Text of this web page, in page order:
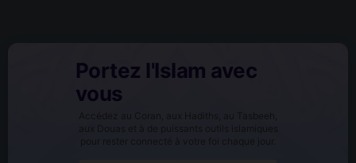
Portez l'Islam avec
vous
Accédez au Coran, aux Hadiths, au Tasbeeh,
aux Douas et à de puissants outils islamiques
pour rester connecté à votre foi chaque jour.